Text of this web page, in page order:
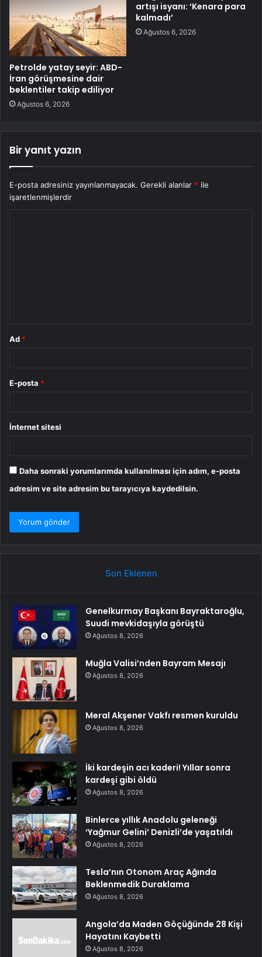
Petrolde yatay seyir: ABD-
İran görüşmesine dair
beklentiler takip ediliyor
Ağustos 6, 2026
artışı isyanı: ‘Kenara para
kalmadı’
Ağustos 6, 2026
Bir yanıt yazın
E-posta adresiniz yayınlanmayacak. Gerekli alanlar * ile
işaretlenmişlerdir
Ad *
E-posta *
İnternet sitesi
Daha sonraki yorumlarımda kullanılması için adım, e-posta
adresim ve site adresim bu tarayıcıya kaydedilsin.
Son Eklenen
Genelkurmay Başkanı Bayraktaroğlu,
Suudi mevkidaşıyla görüştü
Ağustos 8, 2026
Muğla Valisi’nden Bayram Mesajı
Ağustos 8, 2026
Meral Akşener Vakfı resmen kuruldu
Ağustos 8, 2026
İki kardeşin acı kaderi! Yıllar sonra
kardeşi gibi öldü
Ağustos 8, 2026
Binlerce yıllık Anadolu geleneği
‘Yağmur Gelini’ Denizli’de yaşatıldı
Ağustos 8, 2026
Tesla’nın Otonom Araç Ağında
Beklenmedik Duraklama
Ağustos 8, 2026
Angola’da Maden Göçüğünde 28 Kişi
Hayatını Kaybetti
Ağustos 8, 2026